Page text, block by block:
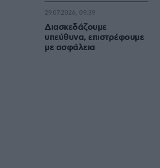
Διασκεδάζουμε
υπεύθυνα, επιστρέφουμε
με ασφάλεια
29.07.2026, 09:39